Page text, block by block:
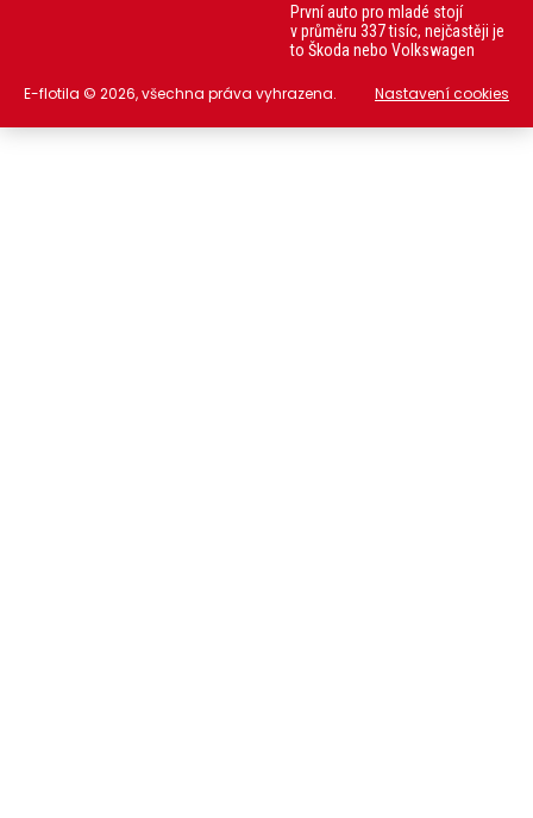
První auto pro mladé stojí
v průměru 337 tisíc, nejčastěji je
to Škoda nebo Volkswagen
E-flotila © 2026, všechna práva vyhrazena. Nastavení cookies